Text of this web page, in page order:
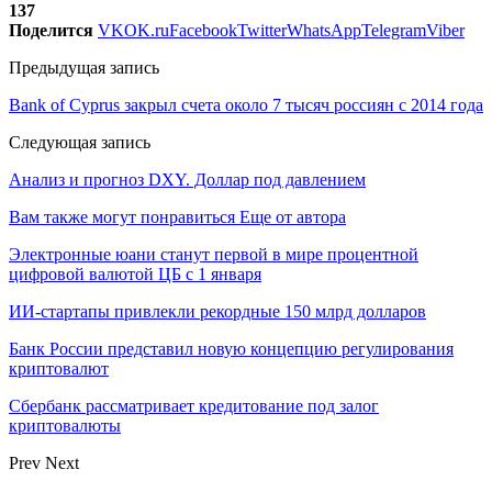
137
Поделится VKOK.ruFacebookTwitterWhatsAppTelegramViber
Предыдущая запись
Bank of Cyprus закрыл счета около 7 тысяч россиян с 2014 года
Следующая запись
Анализ и прогноз DXY. Доллар под давлением
Вам также могут понравиться Еще от автора
Электронные юани станут первой в мире процентной
цифровой валютой ЦБ с 1 января
ИИ-стартапы привлекли рекордные 150 млрд долларов
Банк России представил новую концепцию регулирования
криптовалют
Сбербанк рассматривает кредитование под залог
криптовалюты
Prev Next